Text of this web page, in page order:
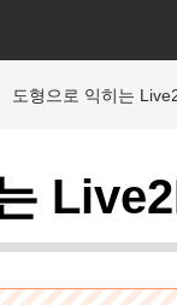
도형으로 익히는